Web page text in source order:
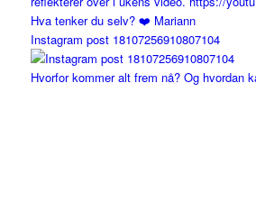
Instagram post 18107256910807104
Hvorfor kommer alt frem nå? Og hvordan